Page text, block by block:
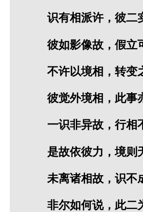
识有相派许，彼二
彼如影像故，假立
不许以境相，转变
彼觉外境相，此事
一识非异故，行相
是故依彼力，境则
未离诸相故，识不
非尔如何说，此二